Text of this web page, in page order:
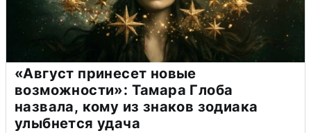
«Август принесет новые
возможности»: Тамара Глоба
назвала, кому из знаков зодиака
улыбнется удача